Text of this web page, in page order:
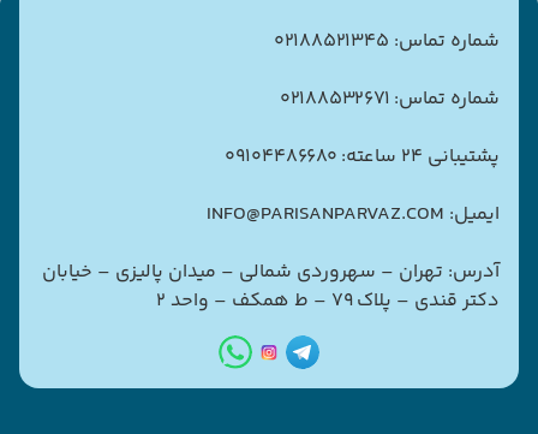
شماره تماس: 02188521345
شماره تماس: 02188532671
پشتیبانی 24 ساعته: 09104486680
ایمیل: INFO@PARISANPARVAZ.COM
آدرس: تهران – سهروردی شمالی – میدان پالیزی – خیابان
دکتر قندی – پلاک ۷۹ – ط همکف – واحد ۲